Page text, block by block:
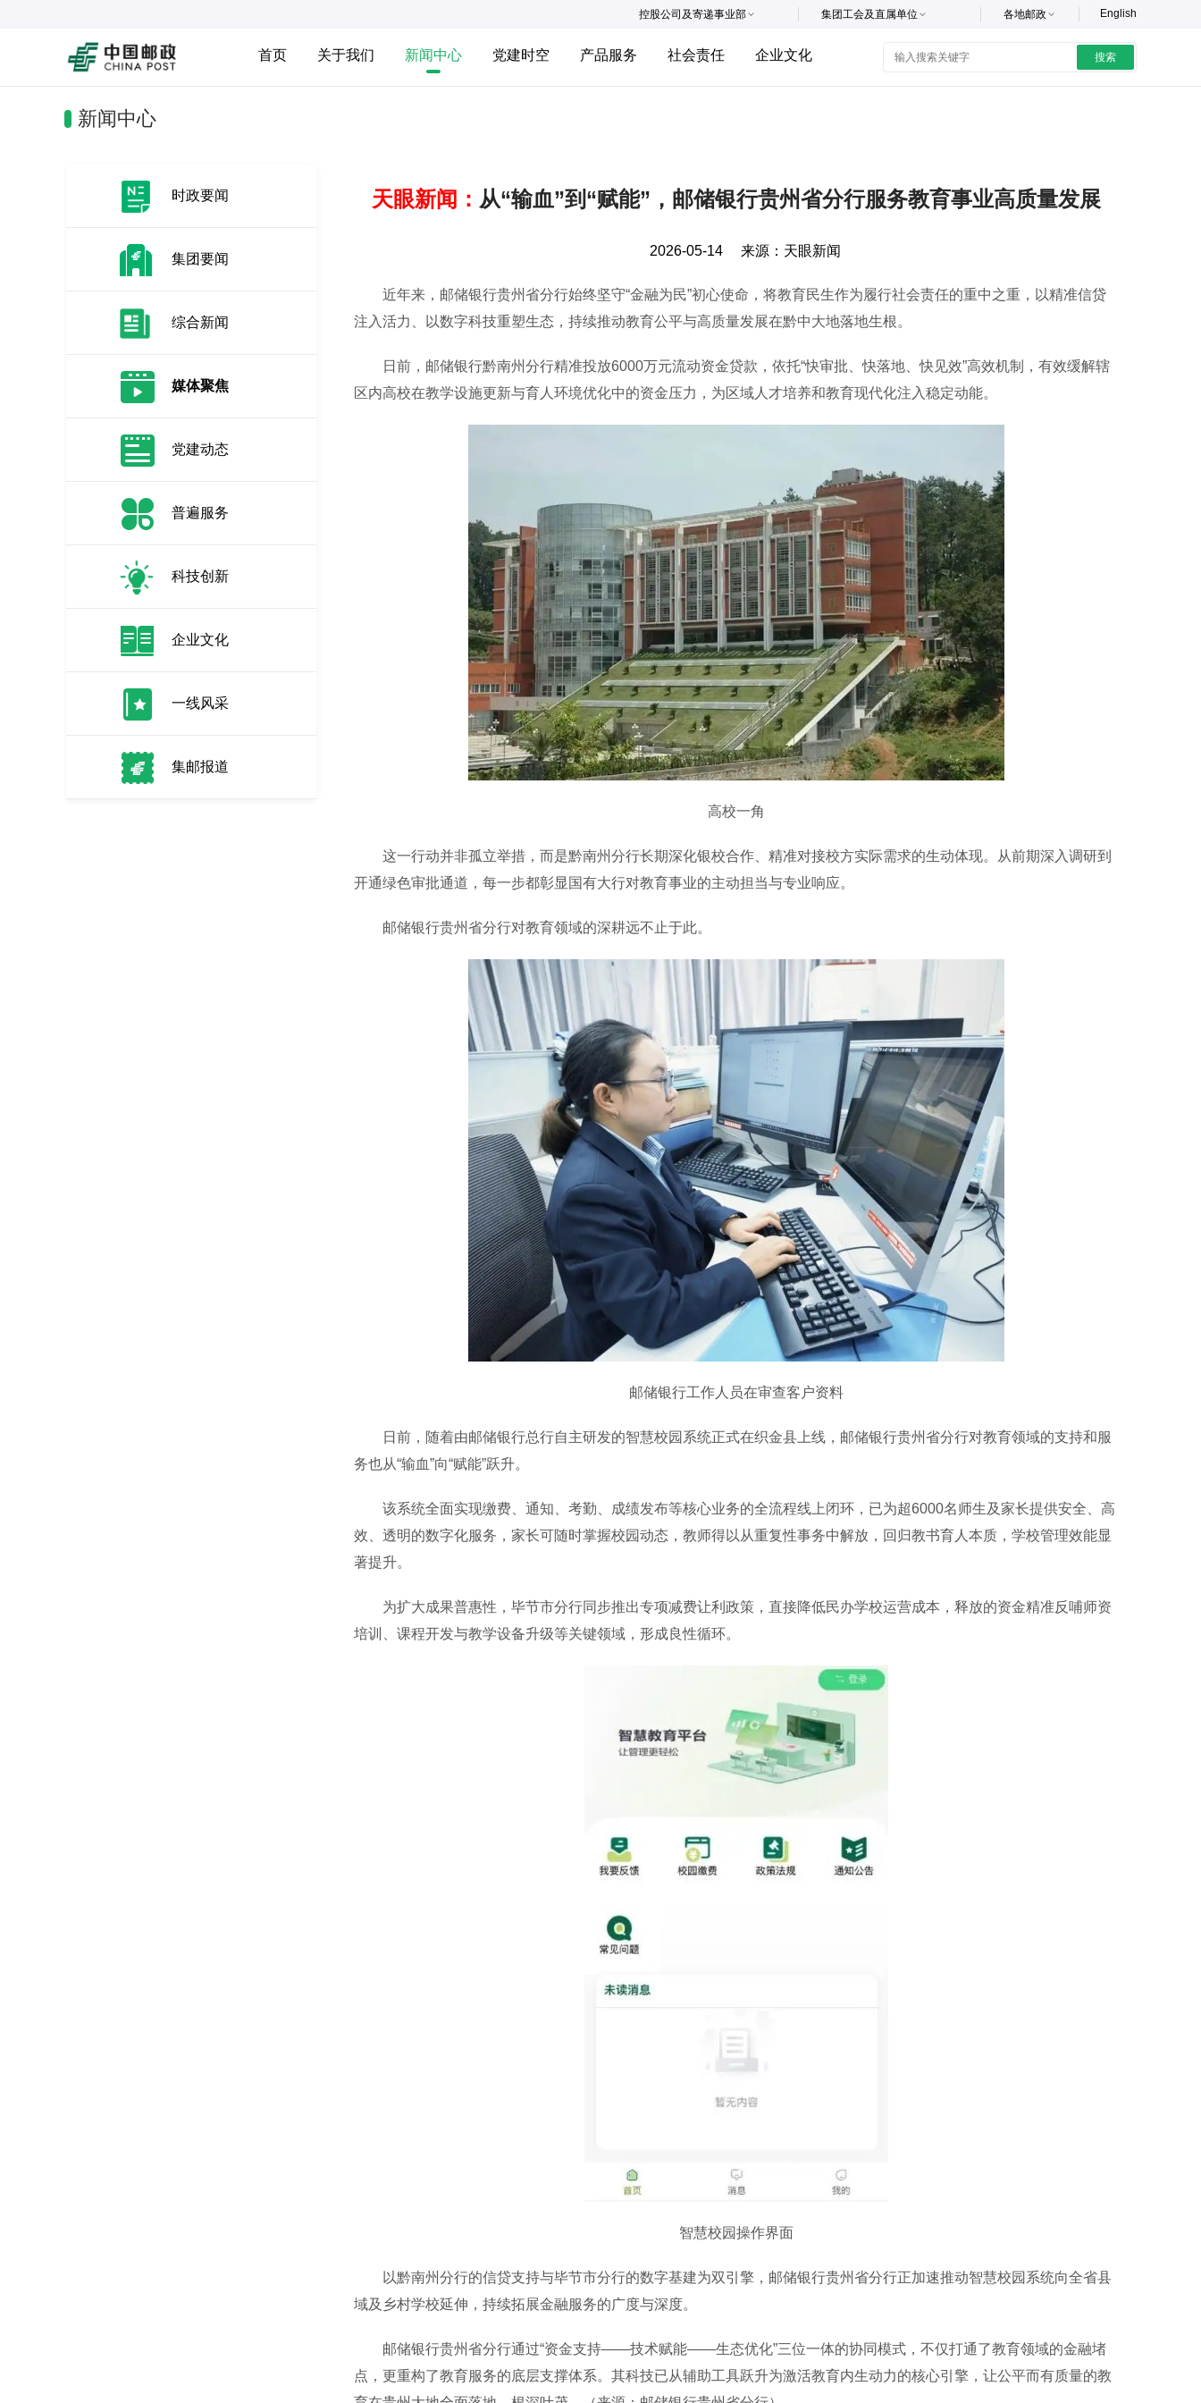
English
各地邮政
集团工会及直属单位
控股公司及寄递事业部
首页 关于我们 新闻中心 党建时空 产品服务 社会责任 企业文化 搜索
新闻中心
时政要闻
集团要闻
综合新闻
媒体聚焦
党建动态
普遍服务
科技创新
企业文化
一线风采
集邮报道
天眼新闻： 从“输血”到“赋能”，邮储银行贵州省分行服务教育事业高质量发展
2026-05-14 来源： 天眼新闻
近年来，邮储银行贵州省分行始终坚守“金融为民”初心使命，将教育民生作为履行社会责任的重中之重，以精准信贷
注入活力、以数字科技重塑生态，持续推动教育公平与高质量发展在黔中大地落地生根。
日前，邮储银行黔南州分行精准投放6000万元流动资金贷款，依托“快审批、快落地、快见效”高效机制，有效缓解辖
区内高校在教学设施更新与育人环境优化中的资金压力，为区域人才培养和教育现代化注入稳定动能。
高校一角
这一行动并非孤立举措，而是黔南州分行长期深化银校合作、精准对接校方实际需求的生动体现。从前期深入调研到
开通绿色审批通道，每一步都彰显国有大行对教育事业的主动担当与专业响应。
邮储银行贵州省分行对教育领域的深耕远不止于此。
邮储银行工作人员在审查客户资料
日前，随着由邮储银行总行自主研发的智慧校园系统正式在织金县上线，邮储银行贵州省分行对教育领域的支持和服
务也从“输血”向“赋能”跃升。
该系统全面实现缴费、通知、考勤、成绩发布等核心业务的全流程线上闭环，已为超6000名师生及家长提供安全、高
效、透明的数字化服务，家长可随时掌握校园动态，教师得以从重复性事务中解放，回归教书育人本质，学校管理效能显
著提升。
为扩大成果普惠性，毕节市分行同步推出专项减费让利政策，直接降低民办学校运营成本，释放的资金精准反哺师资
培训、课程开发与教学设备升级等关键领域，形成良性循环。
智慧校园操作界面
以黔南州分行的信贷支持与毕节市分行的数字基建为双引擎，邮储银行贵州省分行正加速推动智慧校园系统向全省县
域及乡村学校延伸，持续拓展金融服务的广度与深度。
邮储银行贵州省分行通过“资金支持——技术赋能——生态优化”三位一体的协同模式，不仅打通了教育领域的金融堵
点，更重构了教育服务的底层支撑体系。其科技已从辅助工具跃升为激活教育内生动力的核心引擎，让公平而有质量的教